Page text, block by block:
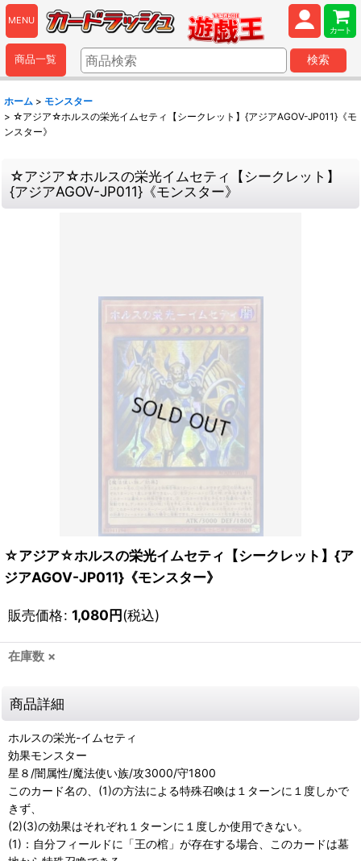
MENU
カート
商品一覧 検索
ホーム > モンスター
> ☆アジア☆ホルスの栄光イムセティ【シークレット】{アジアAGOV-JP011}《モ
ンスター》
☆アジア☆ホルスの栄光イムセティ【シークレット】
{アジアAGOV-JP011}《モンスター》
☆アジア☆ホルスの栄光イムセティ【シークレット】{ア
ジアAGOV-JP011}《モンスター》
販売価格: 1,080円(税込)
在庫数 ×
商品詳細
ホルスの栄光-イムセティ
効果モンスター
星８/闇属性/魔法使い族/攻3000/守1800
このカード名の、(1)の方法による特殊召喚は１ターンに１度しかで
きず、
(2)(3)の効果はそれぞれ１ターンに１度しか使用できない。
(1)：自分フィールドに「王の棺」が存在する場合、このカードは墓